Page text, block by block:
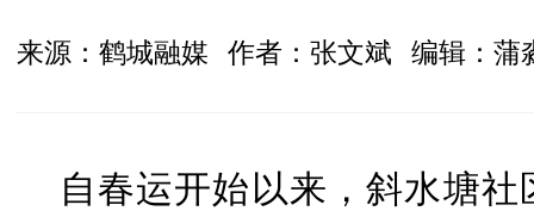
来源：鹤城融媒 作者：张文斌 编辑：蒲
自春运开始以来，斜水塘